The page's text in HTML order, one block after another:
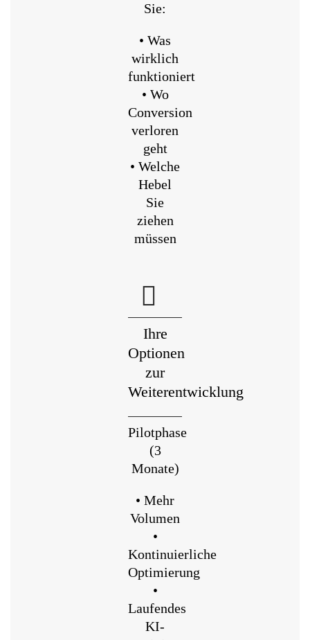
Sie:
• Was
wirklich
funktioniert
• Wo
Conversion
verloren
geht
• Welche
Hebel
Sie
ziehen
müssen
Ihre
Optionen
zur
Weiterentwicklung
Pilotphase
(3
Monate)
• Mehr
Volumen
•
Kontinuierliche
Optimierung
•
Laufendes
KI-